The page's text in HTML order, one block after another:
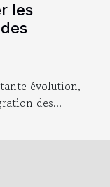
les
évolution,
des...